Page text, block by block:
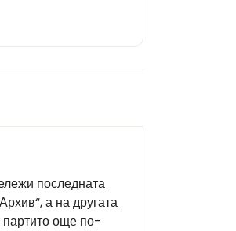
последната
а на другата
партито още по-